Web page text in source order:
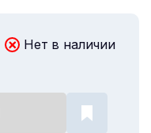
Нет в наличии